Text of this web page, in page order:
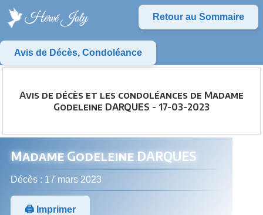
Retour au Sommaire
Avis de Décès, Condoléance
Avis de décès et les condoléances de Madame
Godeleine DARQUES - 17-03-2023
Madame Godeleine DARQUES
Décès : 17 mars 2023
🖨️ Imprimer